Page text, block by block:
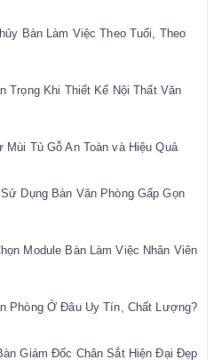
Bàn Làm Việc Theo Tuổi, Theo
Trọng Khi Thiết Kế Nội Thất Văn
Tủ Gỗ An Toàn và Hiệu Quả
Dụng Bàn Văn Phòng Gấp Gọn
Module Bàn Làm Việc Nhân Viên
Phòng Ở Đâu Uy Tín, Chất Lượng?
Giám Đốc Chân Sắt Hiện Đại Đẹp